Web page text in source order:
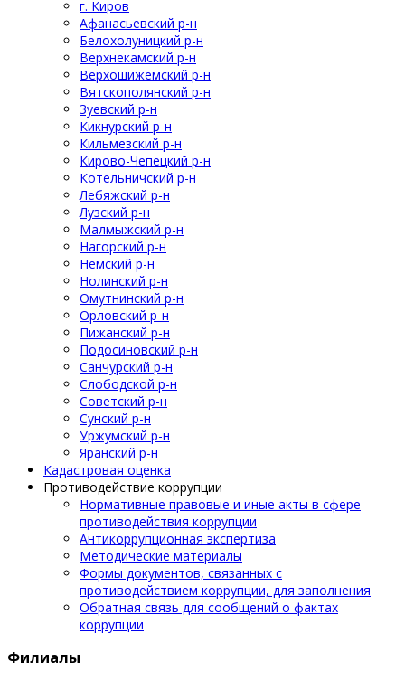
г. Киров
Афанасьевский р-н
Белохолуницкий р-н
Верхнекамский р-н
Верхошижемский р-н
Вятскополянский р-н
Зуевский р-н
Кикнурский р-н
Кильмезский р-н
Кирово-Чепецкий р-н
Котельничский р-н
Лебяжский р-н
Лузский р-н
Малмыжский р-н
Нагорский р-н
Немский р-н
Нолинский р-н
Омутнинский р-н
Орловский р-н
Пижанский р-н
Подосиновский р-н
Санчурский р-н
Слободской р-н
Советский р-н
Сунский р-н
Уржумский р-н
Яранский р-н
Кадастровая оценка
Противодействие коррупции
Нормативные правовые и иные акты в сфере
противодействия коррупции
Антикоррупционная экспертиза
Методические материалы
Формы документов, связанных с
противодействием коррупции, для заполнения
Обратная связь для сообщений о фактах
коррупции
Филиалы